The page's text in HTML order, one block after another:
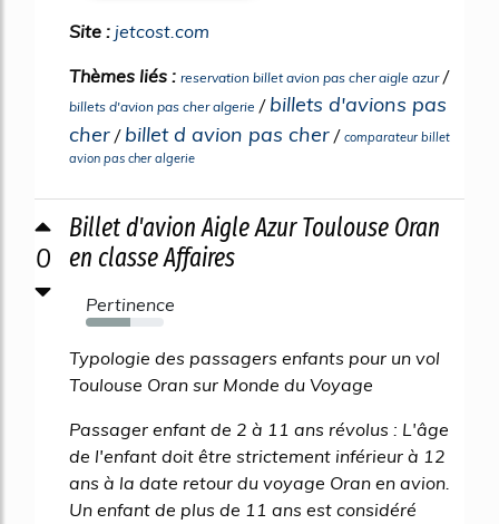
Site : jetcost.com
Thèmes liés : reservation billet avion pas cher aigle azur/
billets d'avion pas cher algerie / billets d'avions pas
cher / billet d avion pas cher / comparateur billet
avion pas cher algerie
0
Billet d'avion Aigle Azur Toulouse Oran
en classe Affaires
Pertinence
57%
Typologie des passagers enfants pour un vol
Toulouse Oran sur Monde du Voyage
Passager enfant de 2 à 11 ans révolus : L'âge
de l'enfant doit être strictement inférieur à 12
ans à la date retour du voyage Oran en avion.
Un enfant de plus de 11 ans est considéré